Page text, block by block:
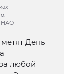
День
любой